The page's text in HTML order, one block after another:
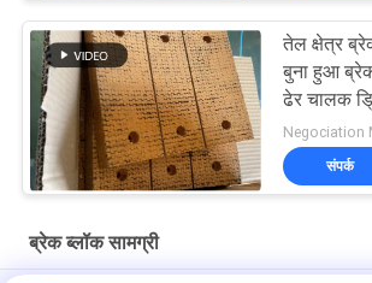
तेल क्षेत्र
बुना हुआ
ढेर चालक
Negociation
संपर्क
ब्रेक ब्लॉक सामग्री